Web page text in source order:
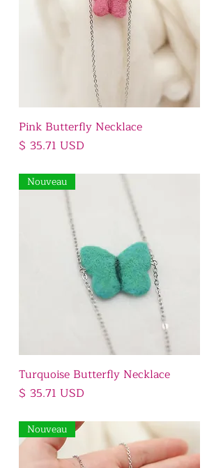
Pink Butterfly Necklace
Prix
$ 35.71 USD
Nouveau
Turquoise Butterfly Necklace
Prix
$ 35.71 USD
Nouveau